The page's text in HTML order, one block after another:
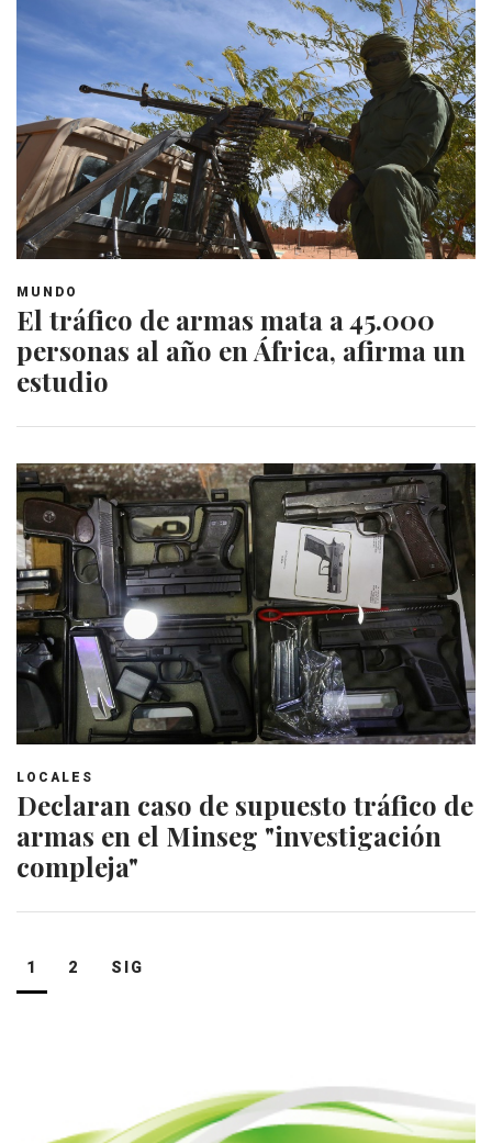
MUNDO
El tráfico de armas mata a 45.000
personas al año en África, afirma un
estudio
LOCALES
Declaran caso de supuesto tráfico de
armas en el Minseg "investigación
compleja"
Navegación
de
1 2 SIG